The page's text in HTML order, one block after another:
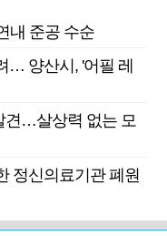
내 준공 수순
… 양산시, '어필 레
견…살상력 없는 모
정신의료기관 폐원